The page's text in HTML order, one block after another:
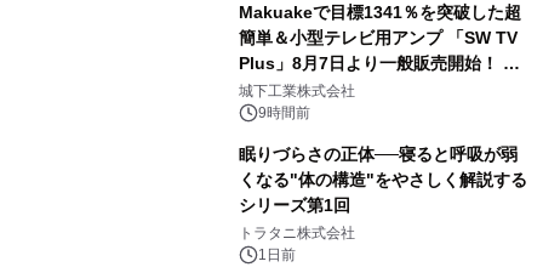
Makuakeで目標1341％を突破した超
簡単＆小型テレビ用アンプ 「SW TV
Plus」8月7日より一般販売開始！ ケ
ーブル1本つなぐだけ、テレビの音が
ぐっと豊かに
城下工業株式会社
9時間前
眠りづらさの正体──寝ると呼吸が弱
くなる"体の構造"をやさしく解説する
シリーズ第1回
トラタニ株式会社
1日前